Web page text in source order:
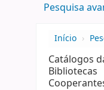
Pesquisa
Início ›
Catálogos
Bibliotecas